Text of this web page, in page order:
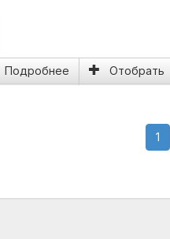
Подробнее Отобрать
1